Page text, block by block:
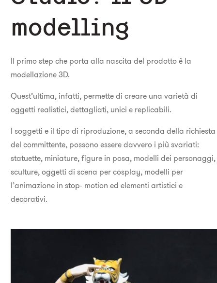
modelling
Il primo step che porta alla nascita del prodotto è la
modellazione 3D.
Quest’ultima, infatti, permette di creare una varietà di
oggetti realistici, dettagliati, unici e replicabili.
I soggetti e il tipo di riproduzione, a seconda della richiesta
del committente, possono essere davvero i più svariati:
statuette, miniature, figure in posa, modelli dei personaggi,
sculture, oggetti di scena per cosplay, modelli per
l’animazione in stop- motion ed elementi artistici e
decorativi.